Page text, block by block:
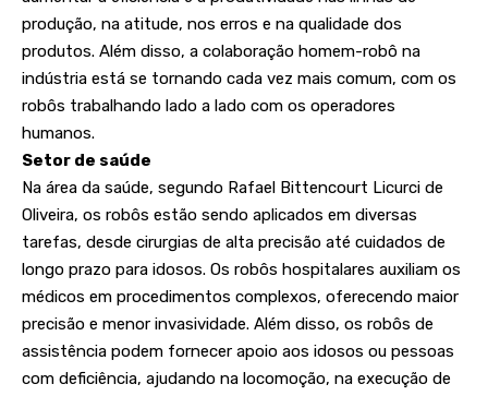
produção, na atitude, nos erros e na qualidade dos
produtos. Além disso, a colaboração homem-robô na
indústria está se tornando cada vez mais comum, com os
robôs trabalhando lado a lado com os operadores
humanos.
Setor de saúde
Na área da saúde, segundo Rafael Bittencourt Licurci de
Oliveira, os robôs estão sendo aplicados em diversas
tarefas, desde cirurgias de alta precisão até cuidados de
longo prazo para idosos. Os robôs hospitalares auxiliam os
médicos em procedimentos complexos, oferecendo maior
precisão e menor invasividade. Além disso, os robôs de
assistência podem fornecer apoio aos idosos ou pessoas
com deficiência, ajudando na locomoção, na execução de